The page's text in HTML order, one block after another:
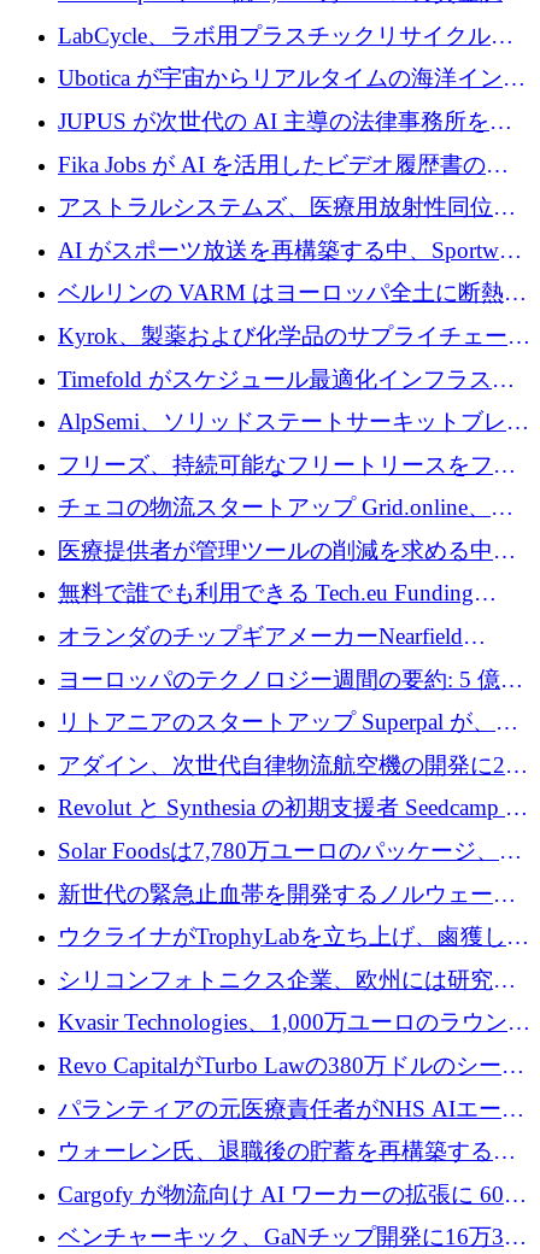
でエンタープライズ ソフトウェアの開発を倍
LabCycle、ラボ用プラスチックリサイクルシ
ステムを商業化し、焼却廃棄物を削減するた
めに43万ポンドを確保
Ubotica が宇宙からリアルタイムの海洋インテ
リジェンスを拡張するために 1,100 万ドルを
JUPUS が次世代の AI 主導の法律事務所を強
化するために 1,300 万ユーロを調達
Fika Jobs が AI を活用したビデオ履歴書のた
めに 400 万ドルを調達
アストラルシステムズ、医療用放射性同位元
素の世界的な不足に対処するために2,300万ポ
ンドを調達
AI がスポーツ放送を再構築する中、Sportway
が 2,000 万ユーロを調達
ベルリンの VARM はヨーロッパ全土に断熱材
を拡張するために 1,750 万ユーロを投資
Kyrok、製薬および化学品のサプライチェーン
に AI を導入するために 310 万ユーロを確保
Timefold がスケジュール最適化インフラスト
ラクチャを拡張するためにシリーズ A で
1,300 万ドルを調達
AlpSemi、ソリッドステートサーキットブレー
カー技術の進歩のために1,700万ユーロを調達
フリーズ、持続可能なフリートリースをフラ
ンス全土に拡大するために1,300万ユーロを確
保
チェコの物流スタートアップ Grid.online、配
送量が 1 年で 10 倍に増加し、400 万ユーロの
利益を獲得
医療提供者が管理ツールの削減を求める中、
a16z が Prosper AI を 3,000 万ドルで支援
無料で誰でも利用できる Tech.eu Funding
Explorer のご紹介
オランダのチップギアメーカーNearfield
Instrumentsが3億8,000万ドルを調達
ヨーロッパのテクノロジー週間の要約: 5 億
8,500 万ユーロを超える 60 以上のテクノロジ
ー資金調達取引
リトアニアのスタートアップ Superpal が、
Slack 内に構築された AI コワーカー プラット
フォームのために 50 万ユーロを調達
アダイン、次世代自律物流航空機の開発に250
万ユーロを確保
Revolut と Synthesia の初期支援者 Seedcamp が
3 億 2,000 万ドルを調達、米国に投資
Solar Foodsは7,780万ユーロのパッケージ、5
億ユーロの防衛および二重用途成長基金EDM
を開始、ヨーロッパのシリコンフォトニクス
に警告
新世代の緊急止血帯を開発するノルウェーの
スタートアップ企業を紹介する
ウクライナがTrophyLabを立ち上げ、鹵獲した
ロシア兵器を戦場の研究開発プラットフォー
ムに変える
シリコンフォトニクス企業、欧州には研究を
商業的に成功させるためのインフラが不足し
Kvasir Technologies、1,000万ユーロのラウンド
で成長を促進
Revo CapitalがTurbo Lawの380万ドルのシード
ラウンドを主導し、訴訟プラットフォームを
パランティアの元医療責任者がNHS AIエージ
ェントの立ち上げに1,000万ポンドを調達
ウォーレン氏、退職後の貯蓄を再構築するた
めに1,000万ユーロを調達
Cargofy が物流向け AI ワーカーの拡張に 600
万ドルを獲得
ベンチャーキック、GaNチップ開発に16万3千